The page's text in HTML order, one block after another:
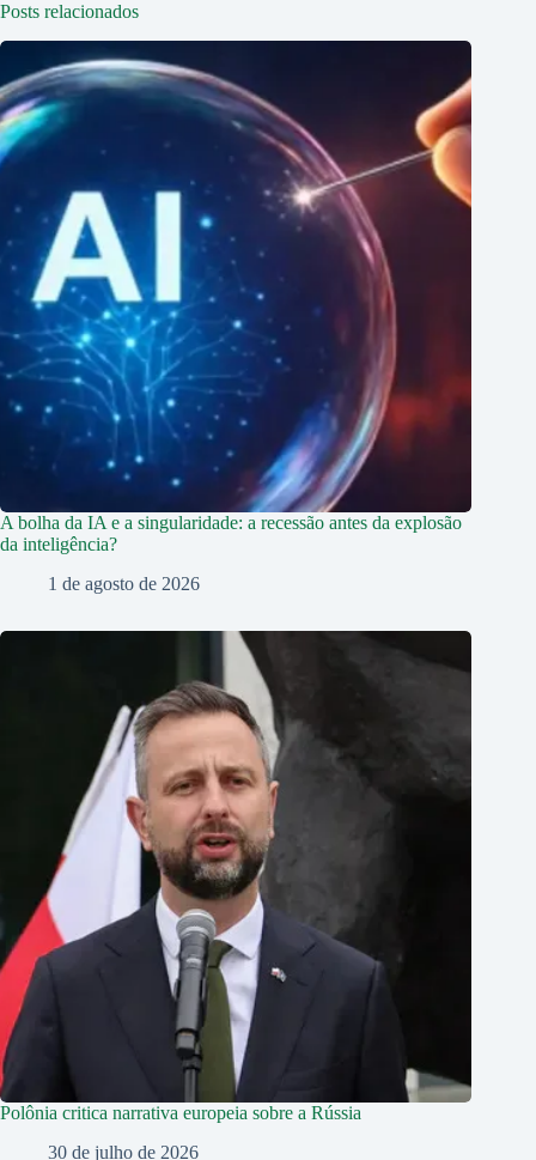
Posts relacionados
A bolha da IA e a singularidade: a recessão antes da explosão
da inteligência?
1 de agosto de 2026
Polônia critica narrativa europeia sobre a Rússia
30 de julho de 2026